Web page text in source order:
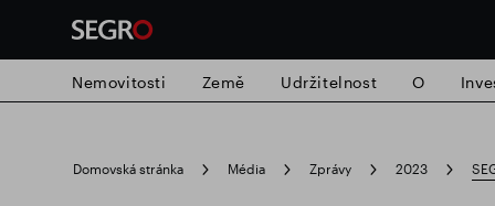
for
Nemovitosti Země Udržitelnost O
Domovská stránka Média Zprávy 2023